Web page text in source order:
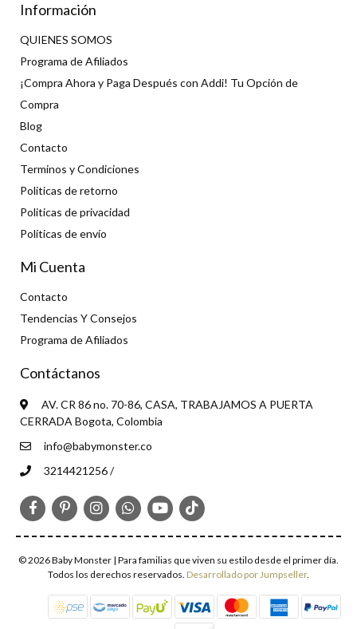
Información
QUIENES SOMOS
Programa de Afiliados
¡Compra Ahora y Paga Después con Addi! Tu Opción de
Compra
Blog
Contacto
Terminos y Condiciones
Politicas de retorno
Politicas de privacidad
Políticas de envío
Mi Cuenta
Contacto
Tendencias Y Consejos
Programa de Afiliados
Contáctanos
AV. CR 86 no. 70-86, CASA, TRABAJAMOS A PUERTA
CERRADA Bogota, Colombia
info@babymonster.co
3214421256 /
© 2026 Baby Monster | Para familias que viven su estilo desde el primer día.
Todos los derechos reservados. Desarrollado por Jumpseller.